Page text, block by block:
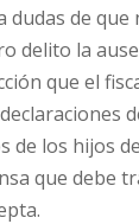
de
la
que el
de los hijos
que debe